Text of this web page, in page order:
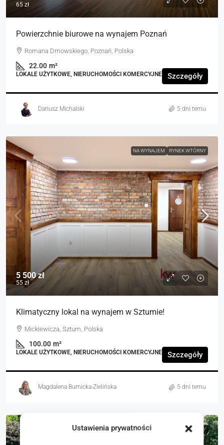
Ustawienia prywatności
65 zł
Powierzchnie biurowe na wynajem Poznań
Romana Dmowskiego, Poznań, Polska
22.00 m²
LOKALE UŻYTKOWE, NIERUCHOMOŚCI KOMERCYJNE Szczegóły
Dariusz Michalski 5 dni temu
NA WYNAJEM RYNEK WTÓRNY
5 500 zł
55 zł
Klimatyczny lokal na wynajem w Sztumie!
Mickiewicza, Sztum, Polska
100.00 m²
LOKALE UŻYTKOWE, NIERUCHOMOŚCI KOMERCYJNE Szczegóły
Magdalena Burnicka-Zielińska 5 dni temu
NA SPRZEDAŻ RYNEK WTÓRNY